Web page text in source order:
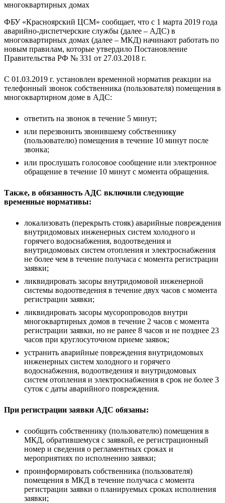
ФБУ «Красноярский ЦСМ» сообщает, что с 1 марта 2019 года
аварийно-диспетчерские службы (далее – АДС) в
многоквартирных домах (далее – МКД) начинают работать по
новым правилам, которые утвердило Постановление
Правительства РФ № 331 от 27.03.2018 г.
С 01.03.2019 г. установлен временной норматив реакции на
телефонный звонок собственника (пользователя) помещения в
многоквартирном доме в АДС:
ответить на звонок в течение 5 минут;
или перезвонить звонившему собственнику
(пользователю) помещения в течение 10 минут после
звонка;
или прослушать голосовое сообщение или электронное
обращение в течение 10 минут с момента обращения.
Также, в обязанность АДС включили следующие
временные нормативы:
локализовать (перекрыть стояк) аварийные повреждения
внутридомовых инженерных систем холодного и
горячего водоснабжения, водоотведения и
внутридомовых систем отопления и электроснабжения
не более чем в течение получаса с момента регистрации
заявки;
ликвидировать засоры внутридомовой инженерной
системы водоотведения в течение двух часов с момента
регистрации заявки;
ликвидировать засоры мусоропроводов внутри
многоквартирных домов в течение 2 часов с момента
регистрации заявки, но не ранее 8 часов и не позднее 23
часов при круглосуточном приеме заявок;
устранить аварийные повреждения внутридомовых
инженерных систем холодного и горячего
водоснабжения, водоотведения и внутридомовых
систем отопления и электроснабжения в срок не более 3
суток с даты аварийного повреждения.
При регистрации заявки АДС обязаны:
сообщить собственнику (пользователю) помещения в
МКД, обратившемуся с заявкой, ее регистрационный
номер и сведения о регламентных сроках и
мероприятиях по исполнению заявки;
проинформировать собственника (пользователя)
помещения в МКД в течение получаса с момента
регистрации заявки о планируемых сроках исполнения
заявки;